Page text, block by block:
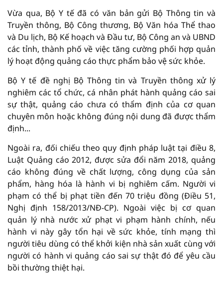
Vừa qua, Bộ Y tế đã có văn bản gửi Bộ Thông tin và
Truyền thông, Bộ Công thương, Bộ Văn hóa Thể thao
và Du lịch, Bộ Kế hoạch và Ðầu tư, Bộ Công an và UBND
các tỉnh, thành phố về việc tăng cường phối hợp quản
lý hoạt động quảng cáo thực phẩm bảo vệ sức khỏe.
Bộ Y tế đề nghị Bộ Thông tin và Truyền thông xử lý
nghiêm các tổ chức, cá nhân phát hành quảng cáo sai
sự thật, quảng cáo chưa có thẩm định của cơ quan
chuyên môn hoặc không đúng nội dung đã được thẩm
định...
Ngoài ra, đối chiếu theo quy định pháp luật tại điều 8,
Luật Quảng cáo 2012, được sửa đổi năm 2018, quảng
cáo không đúng về chất lượng, công dụng của sản
phẩm, hàng hóa là hành vi bị nghiêm cấm. Người vi
phạm có thể bị phạt tiền đến 70 triệu đồng (Điều 51,
Nghị định 158/2013/NĐ-CP). Ngoài việc bị cơ quan
quản lý nhà nước xử phạt vi phạm hành chính, nếu
hành vi này gây tổn hại về sức khỏe, tính mạng thì
người tiêu dùng có thể khởi kiện nhà sản xuất cùng với
người có hành vi quảng cáo sai sự thật đó để yêu cầu
bồi thường thiệt hại.